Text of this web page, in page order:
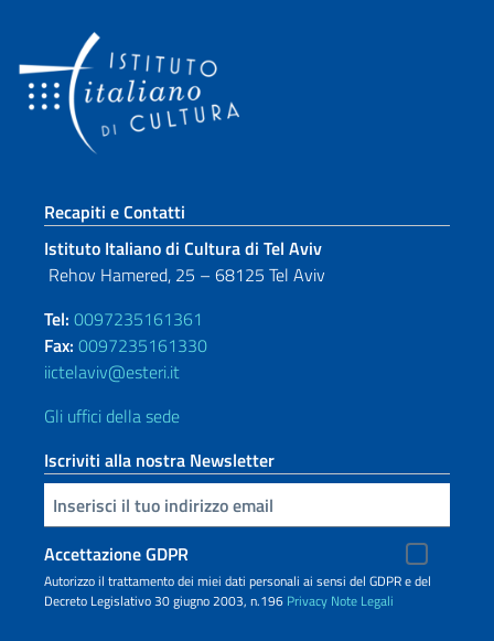
Sezione footer
Recapiti e Contatti
Istituto Italiano di Cultura di Tel Aviv
Rehov Hamered, 25 – 68125 Tel Aviv
Tel: 0097235161361
Fax: 0097235161330
iictelaviv@esteri.it
Gli uffici della sede
Iscriviti alla nostra Newsletter
Inserisci la tua email
Accettazione GDPR
Autorizzo il trattamento dei miei dati personali ai sensi del GDPR e del
Decreto Legislativo 30 giugno 2003, n.196 Privacy Note Legali